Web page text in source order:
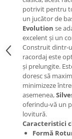
potrivit pentru
un jucător de
Evolution se
excelent și un
Construit dintr-
racordaj este
și prelungite.
doresc să
minimizeze
asemenea,
oferindu-vă un
lovitură.
Caracteristici
Formă